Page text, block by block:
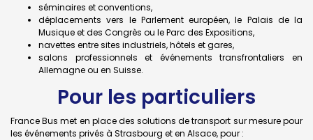
séminaires et conventions,
déplacements vers le Parlement européen, le Palais de la
Musique et des Congrès ou le Parc des Expositions,
navettes entre sites industriels, hôtels et gares,
salons professionnels et événements transfrontaliers en
Allemagne ou en Suisse.
Pour les particuliers
France Bus met en place des solutions de transport sur mesure pour
les événements privés à Strasbourg et en Alsace, pour :